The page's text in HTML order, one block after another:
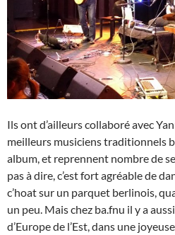
Ils ont d’ailleurs collaboré avec
meilleurs musiciens traditionnels
album, et reprennent nombre de
pas à dire, c’est fort agréable de
c’hoat sur un parquet berlinois,
un peu. Mais chez ba.fnu il y a
d’Europe de l’Est, dans une